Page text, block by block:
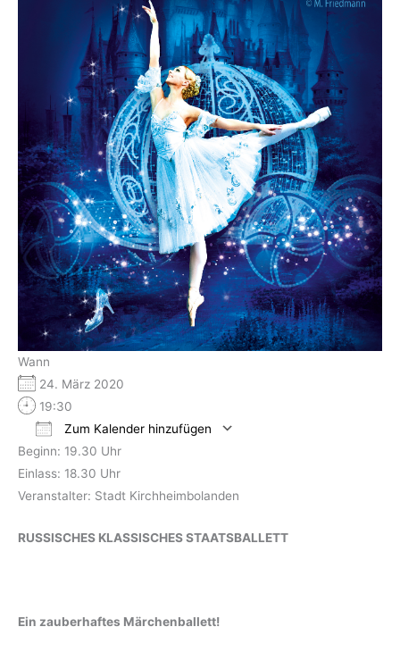
Wann
24. März 2020
19:30
Zum Kalender hinzufügen
ICS herunterladen
Beginn: 19.30 Uhr
Einlass: 18.30 Uhr
Veranstalter: Stadt Kirchheimbolanden
RUSSISCHES KLASSISCHES STAATSBALLETT
Ein zauberhaftes Märchenballett!